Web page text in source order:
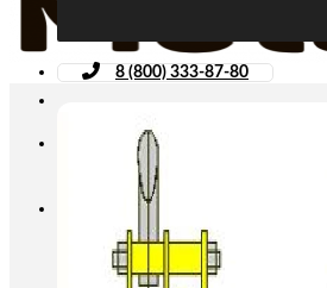
8 (800) 333-87-80